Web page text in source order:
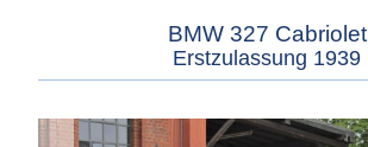
BMW 327 Cabriolet
Erstzulassung 1939